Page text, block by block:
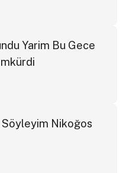
Yarim Bu Gece
Söyleyim Nikoğos